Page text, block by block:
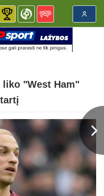
"West Ham"